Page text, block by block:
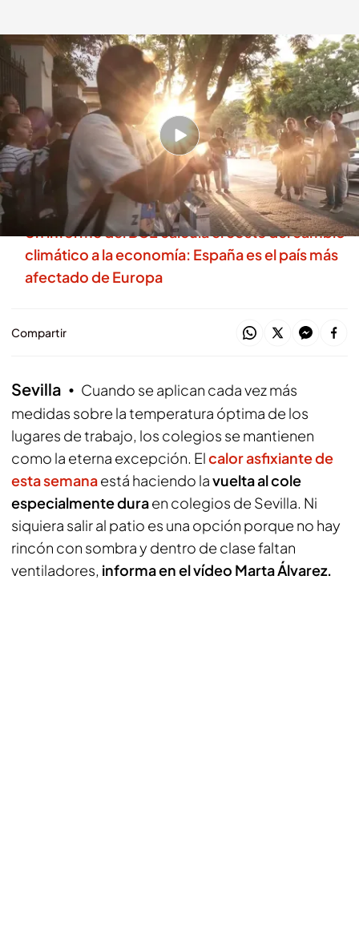
Muchos colegios no tienen climatización IMAGEN: José Ángel Casado
Redacción digital Noticias Cuatro
18 SEP 2025 - 20:21h.
Los sindicatos denuncian que la ley de
bioclimatización de Andalucía no se está
cumpliendo
Un informe del BCE calcula el coste del cambio
climático a la economía: España es el país más
afectado de Europa
Compartir
Sevilla
Cuando se aplican cada vez más
medidas sobre la temperatura óptima de los
lugares de trabajo, los colegios se mantienen
como la eterna excepción. Elcalor asfixiante de
esta semanaestá haciendo lavuelta al cole
especialmente duraen colegios de Sevilla. Ni
siquiera salir al patio es una opción porque no hay
rincón con sombra y dentro de clase faltan
ventiladores, informa en el vídeo Marta Álvarez.